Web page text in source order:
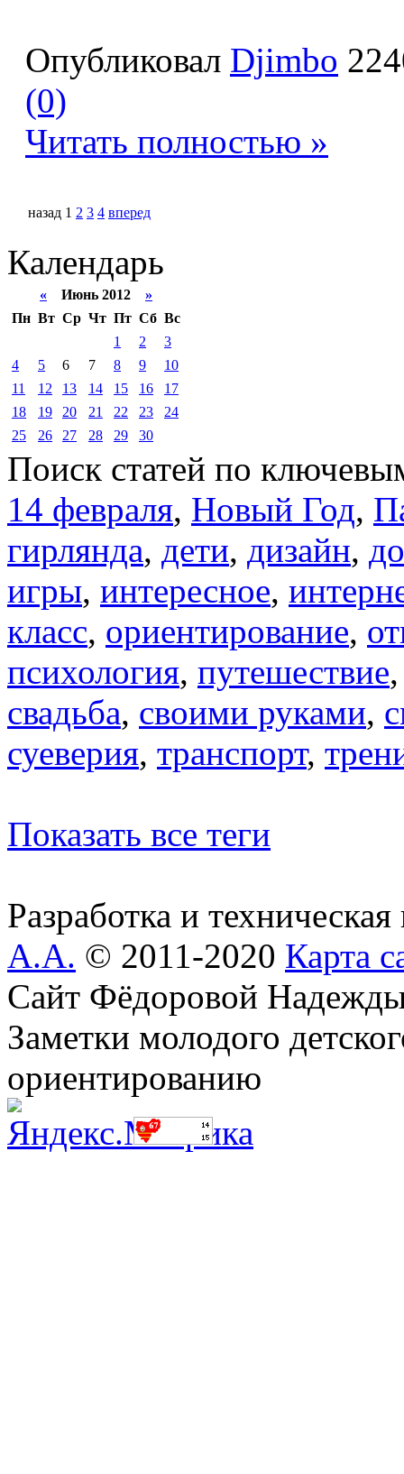
Опубликовал Djimbo
(0)
Читать полностью »
назад 1 2 3 4 вперед
Календарь
« Июнь 2012 »
Пн Вт Ср Чт Пт Сб Вс
1
2
3
4
5 6 7 8 9
10
11
12 13 14 15 16
17
18
19 20 21 22 23
24
25
26 27 28 29 30
Поиск статей по
14 февраля, Новый Год,
гирлянда, дети, дизайн,
игры, интересное,
класс, ориентирование,
психология, путешествие
свадьба, своими руками,
суеверия, транспорт,
Показать все теги
Разработка и
А.А. © 2011-2020 Карта
Сайт Фёдоровой
Заметки молодого
ориентированию